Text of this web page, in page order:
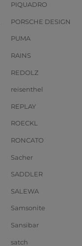
PIQUADRO
PORSCHE DESIGN
PUMA
RAINS
REDOLZ
reisenthel
REPLAY
ROECKL
RONCATO
Sacher
SADDLER
SALEWA
Samsonite
Sansibar
satch